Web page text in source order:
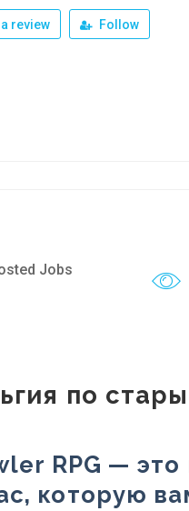
review Follow
Jobs
по
RPG — это
которую